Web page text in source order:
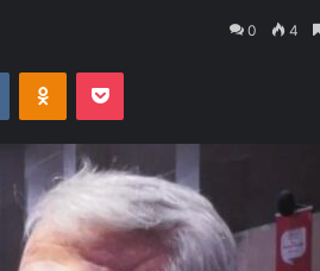
0 4
VKontakteOdnoklassniki
Pocket